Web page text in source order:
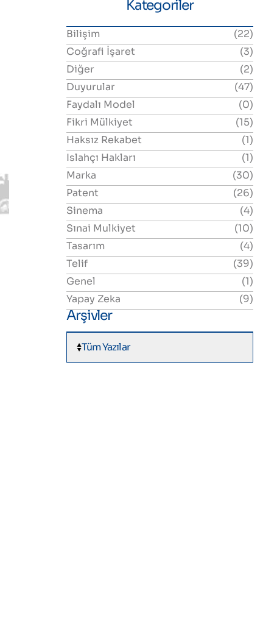
Kategoriler
Bilişim
(22)
Coğrafi İşaret
(3)
Diğer
(2)
Duyurular
(47)
Faydalı Model
(0)
Fikri Mülkiyet
(15)
Haksız Rekabet
(1)
Islahçı Hakları
(1)
Marka
(30)
Patent
(26)
Sinema
(4)
Sınai Mulkiyet
(10)
Tasarım
(4)
Telif
(39)
Genel
(1)
Yapay Zeka
(9)
Arşivler
Tüm Yazılar